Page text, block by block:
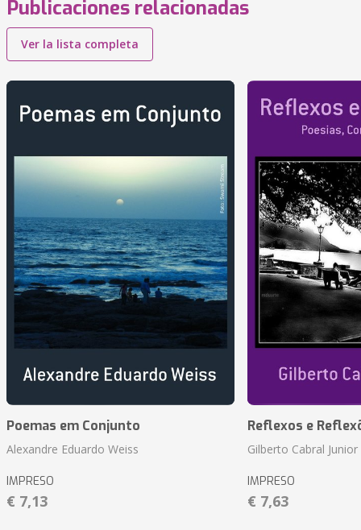
Publicaciones relacionadas
Ver la lista completa
Poemas em Conjunto
Alexandre Eduardo Weiss
IMPRESO
€ 7,13
Reflexos e
Gilberto Cabral Junior
IMPRESO
€ 7,63